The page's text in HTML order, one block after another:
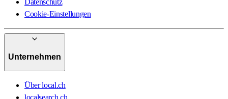
Datenschutz
Cookie-Einstellungen
Unternehmen
Über local.ch
localsearch.ch